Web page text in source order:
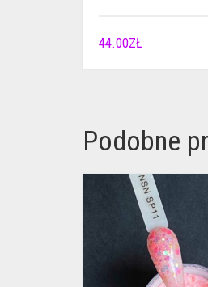
44.00ZŁ
Podobne